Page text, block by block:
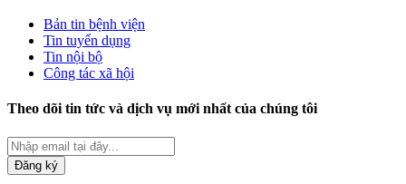
Bản tin bệnh viện
Tin tuyển dụng
Tin nội bộ
Công tác xã hội
Theo dõi tin tức và dịch vụ mới nhất của chúng tôi
Đăng ký